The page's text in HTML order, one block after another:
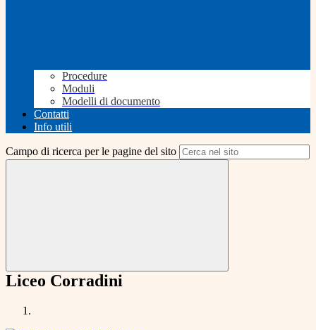
Procedure
Moduli
Modelli di documento
Contatti
Info utili
Campo di ricerca per le pagine del sito
Liceo Corradini